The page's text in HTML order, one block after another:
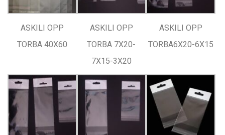
ASKILI OPP
TORBA 40X60
ASKILI OPP
TORBA 7X20-
7X15-3X20
ASKILI OPP
TORBA6X20-6X15